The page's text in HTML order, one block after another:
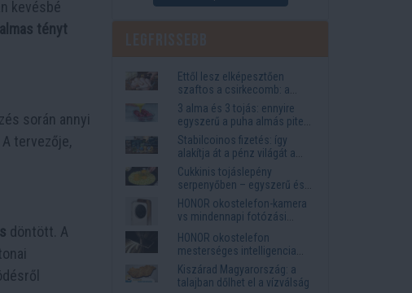
kevésbé
tényt
során annyi
tervezője,
döntött. A
Ettől lesz elképesztően
szaftos a csirkecomb: a
sörös pác a titok
3 alma és 3 tojás: ennyire
egyszerű a puha almás pite
titka
Stabilcoinos fizetés: így
alakítja át a pénz világát a
Visa, a Mastercard és a
Western Union
Cukkinis tojáslepény
serpenyőben – egyszerű és
laktató vacsora
HONOR okostelefon-kamera
vs mindennapi fotózási
igények
HONOR okostelefon
mesterséges intelligencia
funkciók, amelyek
megkönnyítik az életet
Kiszárad Magyarország: a
talajban dőlhet el a vízválság